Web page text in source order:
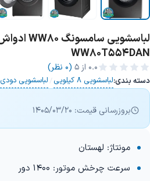
WW80T554DAN
0.0 از ۵ (0 نظر)
دسته بندی:لباسشویی 8 کیلویی / لباسشویی دودی
بروزرسانی قیمت: 1405/03/20
مونتاژ: لهستان
سرعت چرخش موتور: 1400 دور